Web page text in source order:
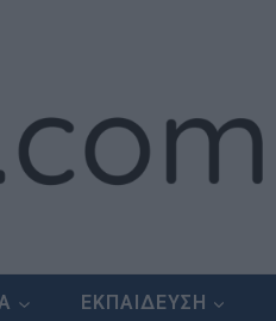
ΕΚΠΑΙΔΕΥΣΗ